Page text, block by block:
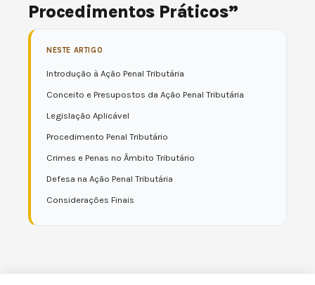
Procedimentos Práticos”
NESTE ARTIGO
Introdução à Ação Penal Tributária
Conceito e Presupostos da Ação Penal Tributária
Legislação Aplicável
Procedimento Penal Tributário
Crimes e Penas no Âmbito Tributário
Defesa na Ação Penal Tributária
Considerações Finais